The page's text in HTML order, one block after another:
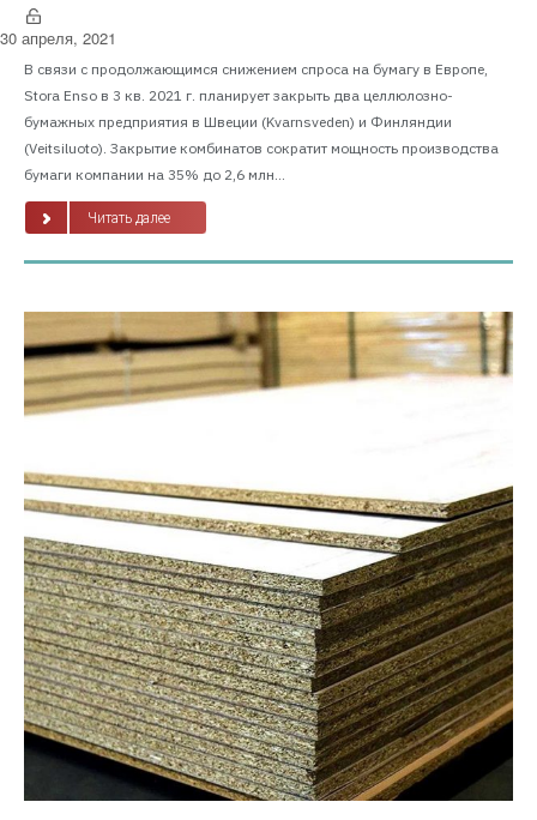
30 апреля, 2021
В связи с продолжающимся снижением спроса на бумагу в Европе,
Stora Enso в 3 кв. 2021 г. планирует закрыть два целлюлозно-
бумажных предприятия в Швеции (Kvarnsveden) и Финляндии
(Veitsiluoto). Закрытие комбинатов сократит мощность производства
бумаги компании на 35% до 2,6 млн...
Читать далее